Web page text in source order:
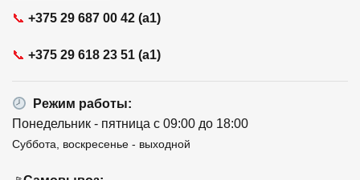
📞 +375 29 687 00 42 (a1)
📞 +375 29 618 23 51 (a1)
Режим работы:
Понедельник - пятница с 09:00 до 18:00
Суббота, воскресенье - выходной